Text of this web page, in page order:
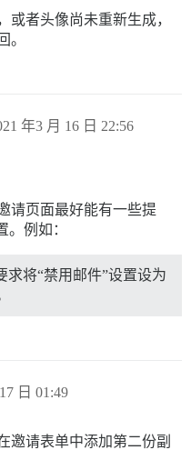
或者头像尚未重新生成，
。
年3 月 16 日 22:56
请页面最好能有一些提
。例如：
求将“禁用邮件”设置设为
日 01:49
邀请表单中添加第二份副